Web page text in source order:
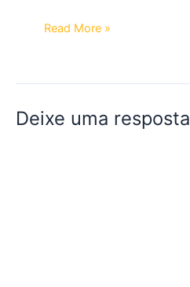
Read More »
Deixe uma resposta